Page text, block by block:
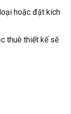
hoặc đặt kích
thuê thiết kế sẽ